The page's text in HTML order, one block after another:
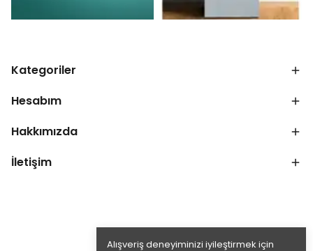
Alışveriş deneyiminizi iyileştirmek için
Kategoriler
Hesabım
Hakkımızda
İletişim